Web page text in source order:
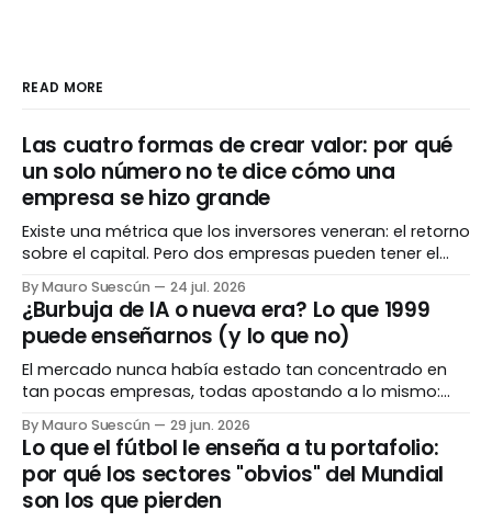
READ MORE
Las cuatro formas de crear valor: por qué
un solo número no te dice cómo una
empresa se hizo grande
Existe una métrica que los inversores veneran: el retorno
sobre el capital. Pero dos empresas pueden tener el
mismo número espectacular y haber llegado ahí por
caminos completamente opuestos. Entender el cómo
importa tanto como el cuánto. El número que todos
admiran Hay una métrica que separa a las empresas
By Mauro Suescún 24 jul. 2026
¿Burbuja de IA o nueva era? Lo que 1999
puede enseñarnos (y lo que no)
El mercado nunca había estado tan concentrado en
tan pocas empresas, todas apostando a lo mismo:
inteligencia artificial. Para algunos es 1999 otra vez. Para
otros, es diferente esta vez. La verdad, como casi
siempre, vive en los matices. La pregunta que todos se
hacen Hay una pregunta rondando cada
By Mauro Suescún 29 jun. 2026
Lo que el fútbol le enseña a tu portafolio:
por qué los sectores "obvios" del Mundial
son los que pierden